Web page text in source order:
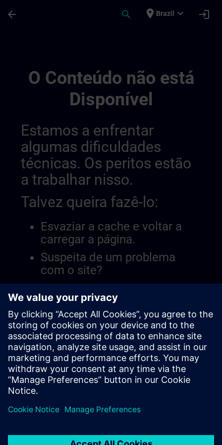
arrow_back search place Brazil expand_more login
O Conteúdo não está
Disponível
Estamos a enfrentar
algumas dificuldades
técnicas. Os peritos estão
a trabalhar nisso.
Talvez queira fazê-lo:
Esvaziar a cache e voltar a
carregar a página.
Suspeita de um problema
com o site?
Relatar a questão